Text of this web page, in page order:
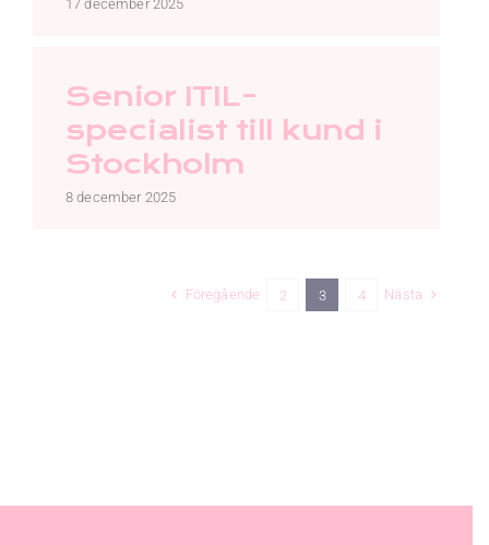
17 december 2025
Senior ITIL-
specialist till kund i
Stockholm
8 december 2025
Föregående 2 3 4 Nästa